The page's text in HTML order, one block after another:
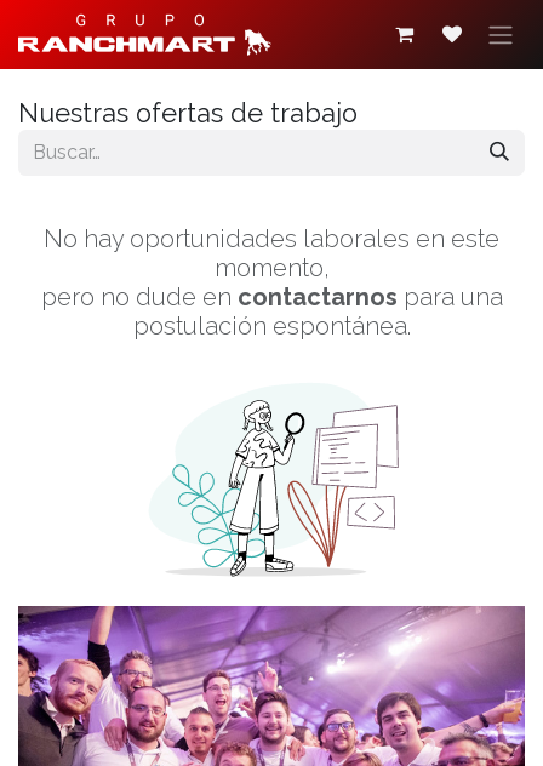
Ir al contenido
Nuestras ofertas de trabajo
No hay oportunidades laborales en este
momento,
pero no dude en contactarnos para una
postulación espontánea.